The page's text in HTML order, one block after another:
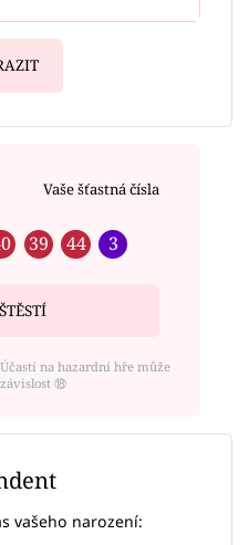
Vaše šťastná čísla
39 44 3
na hazardní hře může
⑱
vašeho narození: